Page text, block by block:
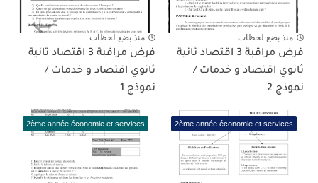
منذ بضع لحظات
فرض مراقبة 3 اقتصاد ثانية
ثانوي اقتصاد و خدمات /
نموذج 2
منذ بضع لحظات
فرض مراقبة 3 اقتصاد ثانية
ثانوي اقتصاد و خدمات /
نموذج 1
2ème année économie et services
2ème année économie et services